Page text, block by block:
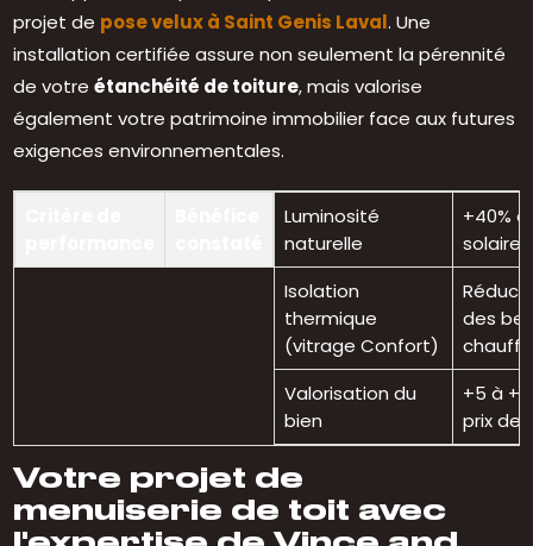
projet de pose velux à Saint Genis Laval. Une
installation certifiée assure non seulement la pérennité
de votreétanchéité de toiture, mais valorise
également votre patrimoine immobilier face aux futures
exigences environnementales.
Luminosité
naturelle
+40%
solaire
Isolation
thermique
(vitrage Confort)
des
Valorisation du
bien
+5 à
prix de
Votre projet de
menuiserie de toit avec